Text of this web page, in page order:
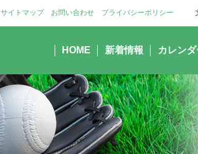
サイトマップ お問い合わせ プライバシーポリシー
HOME 新着情報 カレン